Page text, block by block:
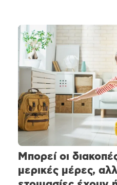
Μπορεί οι
μερικές μέρες,